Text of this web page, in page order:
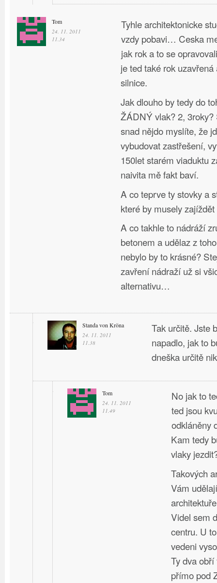
Tom
24. 11. 2011
11.34
Tyhle architektonicke
vzdy pobavi… Ceska
jak rok a to se
je ted také rok
silnice.
Jak dlouho by tedy do
ŽÁDNÝ vlak? 2,
snad nějdo myslíte, že
vybudovat zastřešení,
150let starém viaduktu
naivita mě fakt baví.
A co teprve ty stovky a
které by musely
A co takhle to nádráží
betonem a udělaz z
nebylo by to krásné?
zavření nádraží už si
alternativu…
Standa von Kröna
24. 11. 2011
11.38
Tak určitě. Jste
napadlo, jak to
dneška určitě
Tom
24. 11. 2011
11.49
No jak to
ted jsou
odkláněny
Kam tedy
vlaky
Takových
Vám
Videl sem
centru. U
vedeni
Ty dva
přímo pod